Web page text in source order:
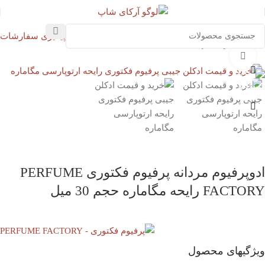
پیگیری سفارشات
ادکلن عطر
ادوپرفیوم مردانه پرفیوم فکتوری PERFUME
FACTORY رایحه مگاماره حجم 30 میل
ویژگیهای محصول